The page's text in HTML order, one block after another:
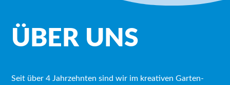
ÜBER UNS
Seit über 4 Jahrzehnten sind wir im kreativen Garten-